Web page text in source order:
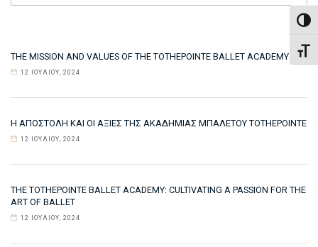
THE MISSION AND VALUES OF THE TOTHEPOINTE BALLET ACADEMY
12 ΙΟΥΛΊΟΥ, 2024
Η ΑΠΟΣΤΟΛΉ ΚΑΙ ΟΙ ΑΞΊΕΣ ΤΗΣ ΑΚΑΔΗΜΊΑΣ ΜΠΑΛΈΤΟΥ TOTHEPOINTE
12 ΙΟΥΛΊΟΥ, 2024
THE TOTHEPOINTE BALLET ACADEMY: CULTIVATING A PASSION FOR THE
ART OF BALLET
12 ΙΟΥΛΊΟΥ, 2024